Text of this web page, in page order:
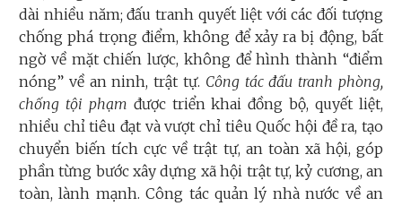
dài nhiều năm; đấu tranh quyết liệt với các đối tượng
chống phá trọng điểm, không để xảy ra bị động, bất
ngờ về mặt chiến lược, không để hình thành “điểm
nóng” về an ninh, trật tự. Công tác đấu tranh phòng,
chống tội phạm được triển khai đồng bộ, quyết liệt,
nhiều chỉ tiêu đạt và vượt chỉ tiêu Quốc hội đề ra, tạo
chuyển biến tích cực về trật tự, an toàn xã hội, góp
phần từng bước xây dựng xã hội trật tự, kỷ cương, an
toàn, lành mạnh. Công tác quản lý nhà nước về an